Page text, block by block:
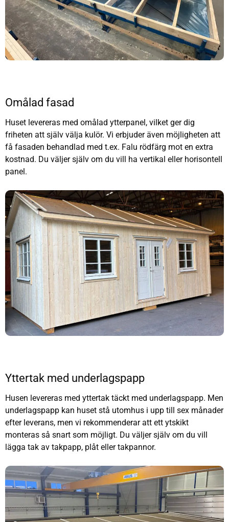
Omålad fasad
Huset levereras med omålad ytterpanel, vilket ger dig
friheten att själv välja kulör. Vi erbjuder även möjligheten att
få fasaden behandlad med t.ex. Falu rödfärg mot en extra
kostnad. Du väljer själv om du vill ha vertikal eller horisontell
panel.
Yttertak med underlagspapp
Husen levereras med yttertak täckt med underlagspapp. Men
underlagspapp kan huset stå utomhus i upp till sex månader
efter leverans, men vi rekommenderar att ett ytskikt
monteras så snart som möjligt. Du väljer själv om du vill
lägga tak av takpapp, plåt eller takpannor.